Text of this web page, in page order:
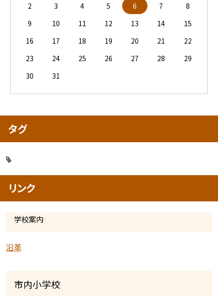
2
3 4 5 6 7
8
9
10 11 12 13 14
15
16
17 18 19 20 21
22
23
24 25 26 27 28
29
30
31
タグ
リンク
学校案内
沿革
市内小学校